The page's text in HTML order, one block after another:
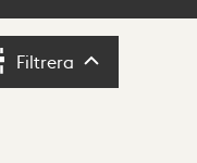
Filtrera Filtrera